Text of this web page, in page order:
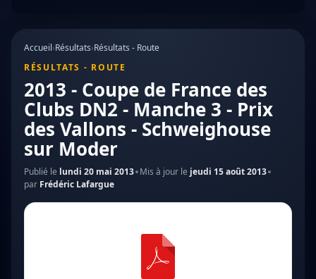
Accueil›Résultats›Résultats - Route
RÉSULTATS - ROUTE
2013 - Coupe de France des
Clubs DN2 - Manche 3 - Prix
des Vallons - Schweighouse
sur Moder
Publié le lundi 20 mai 2013 Mis à jour le jeudi 15 août 2013
par Frédéric Lafargue